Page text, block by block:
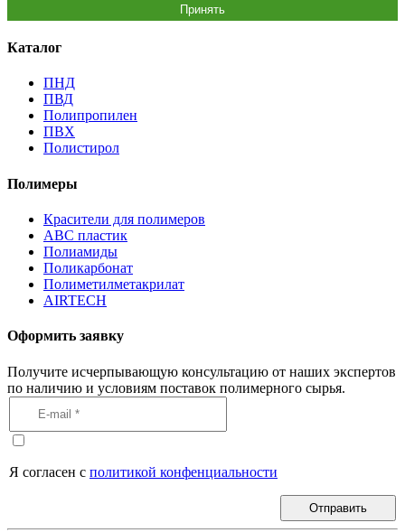
Принять
Каталог
ПНД
ПВД
Полипропилен
ПВХ
Полистирол
Полимеры
Красители для полимеров
АВС пластик
Полиамиды
Поликарбонат
Полиметилметакрилат
AIRTECH
Оформить заявку
Получите исчерпывающую консультацию от наших экспертов
по наличию и условиям поставок полимерного сырья.
Я согласен с политикой конфенциальности
Отправить